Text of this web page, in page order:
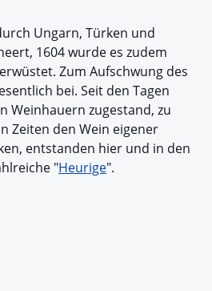
Ungarn, Türken und
1604 wurde es zudem
Zum Aufschwung des
bei. Seit den Tagen
Weinhauern zugestand, zu
Zeiten den Wein eigener
entstanden hier und in den
"Heurige".